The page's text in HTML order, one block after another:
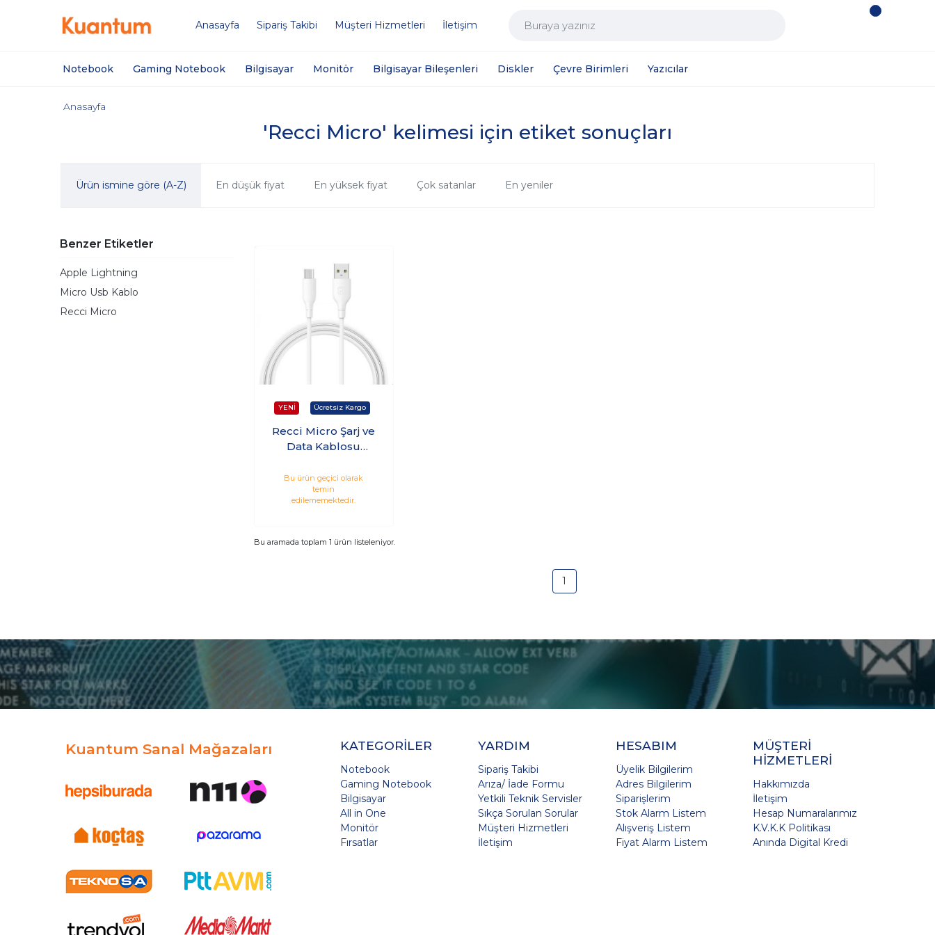
Anasayfa Sipariş Takibi Müşteri Hizmetleri İletişim
Notebook Gaming Notebook Bilgisayar Monitör Bilgisayar Bileşenleri Diskler Çevre Birimleri Yazıcılar
'Recci Micro' kelimesi için etiket sonuçları
Anasayfa
Ürün ismine göre (A-Z) En düşük fiyat En yüksek fiyat Çok satanlar En yeniler
Benzer Etiketler
Apple Lightning
Micro Usb Kablo
Recci Micro
Recci Micro Şarj ve
Data Kablosu
Bu ürün geçici olarak
temin
edilememektedir.
Bu aramada toplam 1 ürün listeleniyor.
1
Kuantum Sanal Mağazaları KATEGORİLER
Notebook
Gaming Notebook
Bilgisayar
All in One
Monitör
Fırsatlar
YARDIM
Sipariş Takibi
Arıza/ İade Formu
Yetkili Teknik Servisler
Sıkça Sorulan Sorular
Müşteri Hizmetleri
İletişim
HESABIM
Üyelik Bilgilerim
Adres Bilgilerim
Siparişlerim
Stok Alarm Listem
Alışveriş Listem
Fiyat Alarm Listem
MÜŞTERİ
HİZMETLERİ
Hakkımızda
İletişim
Hesap Numaralarımız
K.V.K.K Politikası
Anında Digital Kredi